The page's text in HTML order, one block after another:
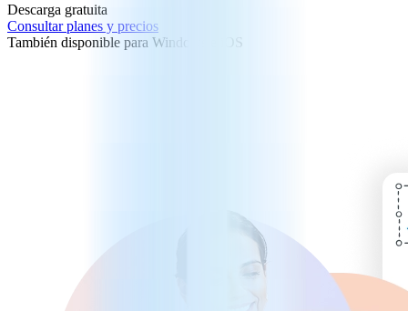
Descarga gratuita
Consultar planes y precios
También disponible para Windows e iOS